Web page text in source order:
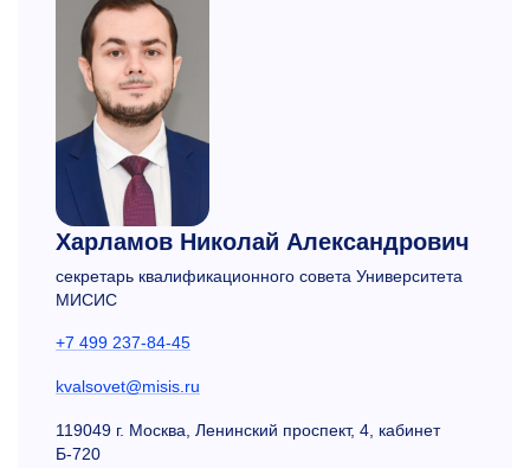
Харламов Николай Александрович
секретарь квалификационного совета Университета
МИСИС
+7 499 237-84-45
kvalsovet@misis.ru
119049 г. Москва, Ленинский проспект, 4, кабинет
Б-720